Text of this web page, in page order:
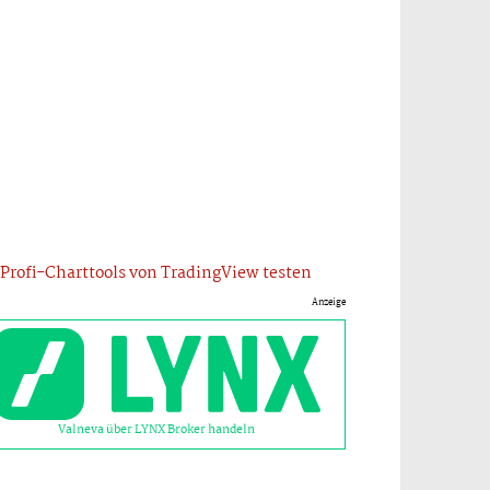
Profi-Charttools von TradingView testen
Anzeige
Valneva über LYNX Broker handeln